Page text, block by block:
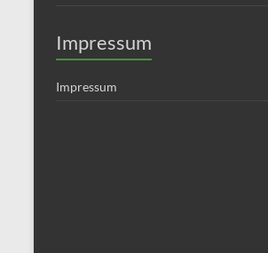
Impressum
Impressum